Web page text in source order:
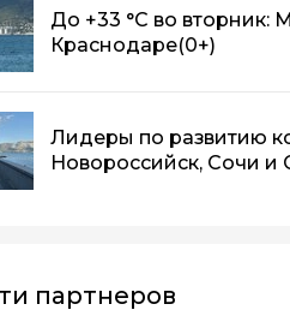
До +33 °C во вторник:
Краснодаре(0+)
Лидеры по развитию
Новороссийск, Сочи и
партнеров